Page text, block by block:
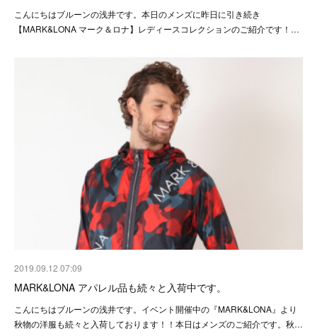
こんにちはブルーンの浅井です。本日のメンズに昨日に引き続き
【MARK&LONA マーク＆ロナ】レディースコレクションのご紹介です！…
2019.09.12 07:09
MARK&LONA アパレル品も続々と入荷中です。
こんにちはブルーンの浅井です。イベント開催中の『MARK&LONA』より
秋物の洋服も続々と入荷しております！！本日はメンズのご紹介です。秋…